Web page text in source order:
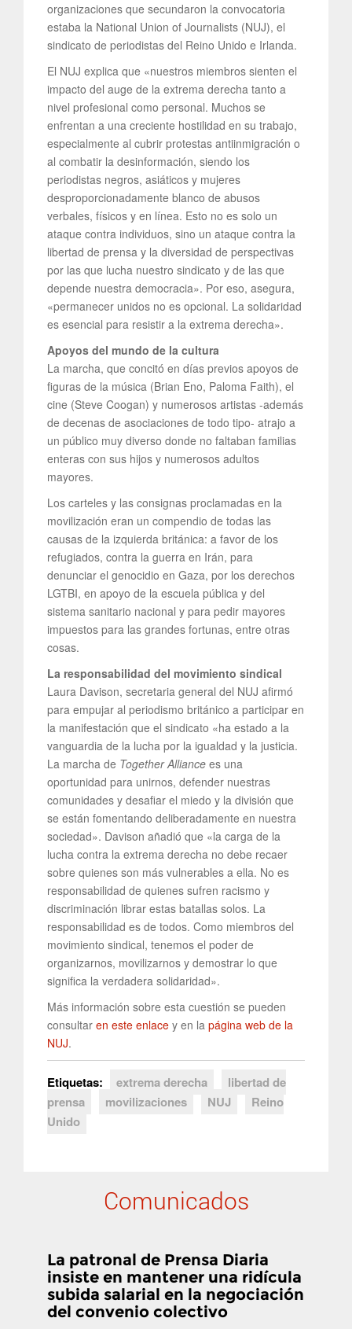
organizaciones que secundaron la convocatoria
estaba la National Union of Journalists (NUJ), el
sindicato de periodistas del Reino Unido e Irlanda.
El NUJ explica que «nuestros miembros sienten el
impacto del auge de la extrema derecha tanto a
nivel profesional como personal. Muchos se
enfrentan a una creciente hostilidad en su trabajo,
especialmente al cubrir protestas antiinmigración o
al combatir la desinformación, siendo los
periodistas negros, asiáticos y mujeres
desproporcionadamente blanco de abusos
verbales, físicos y en línea. Esto no es solo un
ataque contra individuos, sino un ataque contra la
libertad de prensa y la diversidad de perspectivas
por las que lucha nuestro sindicato y de las que
depende nuestra democracia». Por eso, asegura,
«permanecer unidos no es opcional. La solidaridad
es esencial para resistir a la extrema derecha».
Apoyos del mundo de la cultura
La marcha, que concitó en días previos apoyos de
figuras de la música (Brian Eno, Paloma Faith), el
cine (Steve Coogan) y numerosos artistas -además
de decenas de asociaciones de todo tipo- atrajo a
un público muy diverso donde no faltaban familias
enteras con sus hijos y numerosos adultos
mayores.
Los carteles y las consignas proclamadas en la
movilización eran un compendio de todas las
causas de la izquierda británica: a favor de los
refugiados, contra la guerra en Irán, para
denunciar el genocidio en Gaza, por los derechos
LGTBI, en apoyo de la escuela pública y del
sistema sanitario nacional y para pedir mayores
impuestos para las grandes fortunas, entre otras
cosas.
La responsabilidad del movimiento sindical
Laura Davison, secretaria general del NUJ afirmó
para empujar al periodismo británico a participar en
la manifestación que el sindicato «ha estado a la
vanguardia de la lucha por la igualdad y la justicia.
La marcha de Together Alliance es una
oportunidad para unirnos, defender nuestras
comunidades y desafiar el miedo y la división que
se están fomentando deliberadamente en nuestra
sociedad». Davison añadió que «la carga de la
lucha contra la extrema derecha no debe recaer
sobre quienes son más vulnerables a ella. No es
responsabilidad de quienes sufren racismo y
discriminación librar estas batallas solos. La
responsabilidad es de todos. Como miembros del
movimiento sindical, tenemos el poder de
organizarnos, movilizarnos y demostrar lo que
significa la verdadera solidaridad».
Más información sobre esta cuestión se pueden
consultar en este enlace y en la página web de la
NUJ.
Etiquetas: extrema derecha
libertad de
prensa
movilizaciones NUJ
Reino
Unido
Comunicados
La patronal de Prensa Diaria
insiste en mantener una ridícula
subida salarial en la negociación
del convenio colectivo